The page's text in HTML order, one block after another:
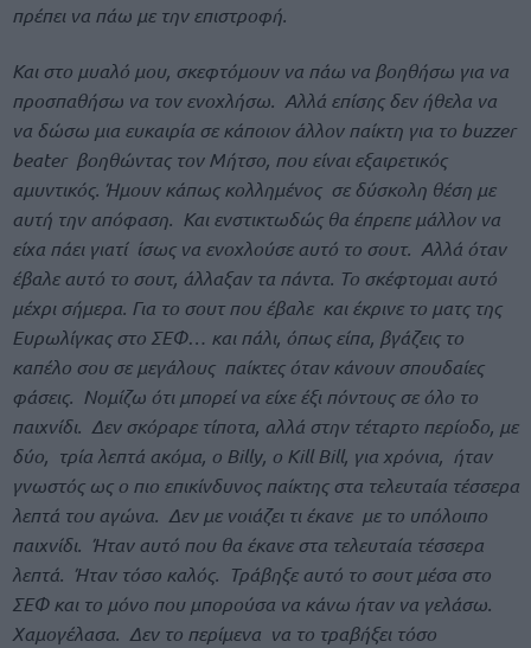
πρέπει να πάω με την επιστροφή.
Και στο μυαλό μου, σκεφτόμουν να πάω να βοηθήσω για να
προσπαθήσω να τον ενοχλήσω. Αλλά επίσης δεν ήθελα να
να δώσω μια ευκαιρία σε κάποιον άλλον παίκτη για το buzzer
beater βοηθώντας τον Μήτσο, που είναι εξαιρετικός
αμυντικός. Ήμουν κάπως κολλημένος σε δύσκολη θέση με
αυτή την απόφαση. Και ενστικτωδώς θα έπρεπε μάλλον να
είχα πάει γιατί ίσως να ενοχλούσε αυτό το σουτ. Αλλά όταν
έβαλε αυτό το σουτ, άλλαξαν τα πάντα. Το σκέφτομαι αυτό
μέχρι σήμερα. Για το σουτ που έβαλε και έκρινε το ματς της
Ευρωλίγκας στο ΣΕΦ… και πάλι, όπως είπα, βγάζεις το
καπέλο σου σε μεγάλους παίκτες όταν κάνουν σπουδαίες
φάσεις. Νομίζω ότι μπορεί να είχε έξι πόντους σε όλο το
παιχνίδι. Δεν σκόραρε τίποτα, αλλά στην τέταρτο περίοδο, με
δύο, τρία λεπτά ακόμα, ο Billy, ο Kill Bill, για χρόνια, ήταν
γνωστός ως ο πιο επικίνδυνος παίκτης στα τελευταία τέσσερα
λεπτά του αγώνα. Δεν με νοιάζει τι έκανε με το υπόλοιπο
παιχνίδι. Ήταν αυτό που θα έκανε στα τελευταία τέσσερα
λεπτά. Ήταν τόσο καλός. Τράβηξε αυτό το σουτ μέσα στο
ΣΕΦ και το μόνο που μπορούσα να κάνω ήταν να γελάσω.
Χαμογέλασα. Δεν το περίμενα να το τραβήξει τόσο